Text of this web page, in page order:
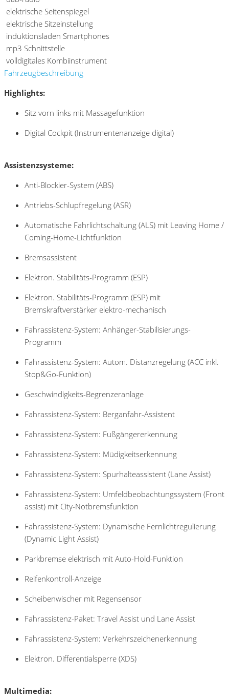
elektrische Seitenspiegel
elektrische Sitzeinstellung
induktionsladen Smartphones
mp3 Schnittstelle
volldigitales Kombiinstrument
Fahrzeugbeschreibung
Highlights:
Sitz vorn links mit Massagefunktion
Digital Cockpit (Instrumentenanzeige digital)
Assistenzsysteme:
Anti-Blockier-System (ABS)
Antriebs-Schlupfregelung (ASR)
Automatische Fahrlichtschaltung (ALS) mit Leaving Home /
Coming-Home-Lichtfunktion
Bremsassistent
Elektron. Stabilitäts-Programm (ESP)
Elektron. Stabilitäts-Programm (ESP) mit
Bremskraftverstärker elektro-mechanisch
Fahrassistenz-System: Anhänger-Stabilisierungs-
Programm
Fahrassistenz-System: Autom. Distanzregelung (ACC inkl.
Stop&Go-Funktion)
Geschwindigkeits-Begrenzeranlage
Fahrassistenz-System: Berganfahr-Assistent
Fahrassistenz-System: Fußgängererkennung
Fahrassistenz-System: Müdigkeitserkennung
Fahrassistenz-System: Spurhalteassistent (Lane Assist)
Fahrassistenz-System: Umfeldbeobachtungssystem (Front
assist) mit City-Notbremsfunktion
Fahrassistenz-System: Dynamische Fernlichtregulierung
(Dynamic Light Assist)
Parkbremse elektrisch mit Auto-Hold-Funktion
Reifenkontroll-Anzeige
Scheibenwischer mit Regensensor
Fahrassistenz-Paket: Travel Assist und Lane Assist
Fahrassistenz-System: Verkehrszeichenerkennung
Elektron. Differentialsperre (XDS)
Multimedia: